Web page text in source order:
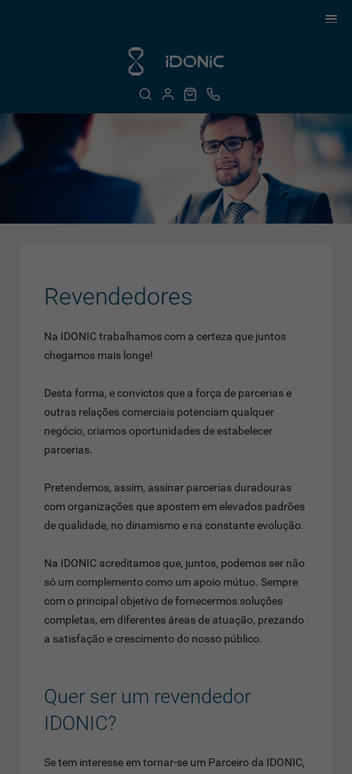
Revendedores
Na IDONIC trabalhamos com a certeza que juntos
chegamos mais longe!
Desta forma, e convictos que a força de parcerias e
outras relações comerciais potenciam qualquer
negócio, criamos oportunidades de estabelecer
parcerias.
Pretendemos, assim, assinar parcerias duradouras
com organizações que apostem em elevados padrões
de qualidade, no dinamismo e na constante evolução.
Na IDONIC acreditamos que, juntos, podemos ser não
só um complemento como um apoio mútuo. Sempre
com o principal objetivo de fornecermos soluções
completas, em diferentes áreas de atuação, prezando
a satisfação e crescimento do nosso público.
Quer ser um revendedor
IDONIC?
Se tem interesse em tornar-se um Parceiro da IDONIC,